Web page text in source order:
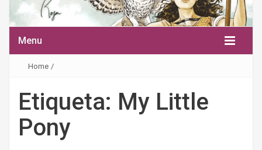
Menu
Home /
Etiqueta: My Little
Pony